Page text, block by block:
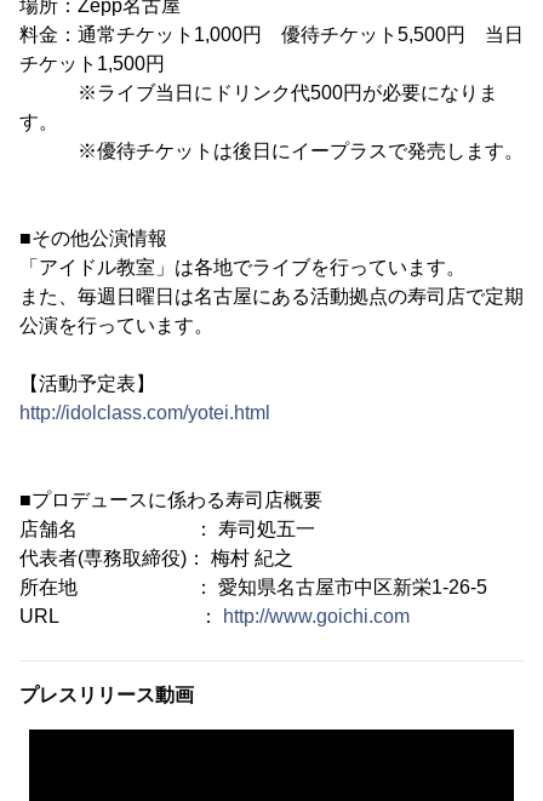
場所：Zepp名古屋
料金：通常チケット1,000円 優待チケット5,500円 当日
チケット1,500円
※ライブ当日にドリンク代500円が必要になりま
す。
※優待チケットは後日にイープラスで発売します。
■その他公演情報
「アイドル教室」は各地でライブを行っています。
また、毎週日曜日は名古屋にある活動拠点の寿司店で定期
公演を行っています。
【活動予定表】
http://idolclass.com/yotei.html
■プロデュースに係わる寿司店概要
店舗名 ： 寿司処五一
代表者(専務取締役)： 梅村 紀之
所在地 ： 愛知県名古屋市中区新栄1-26-5
URL ：
http://www.goichi.com
プレスリリース動画